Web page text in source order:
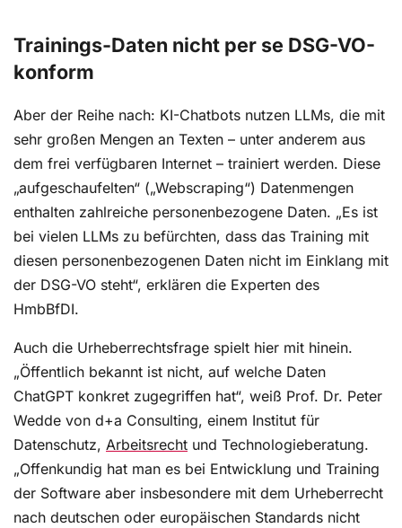
Trainings-Daten nicht per se DSG-VO-
konform
Aber der Reihe nach: KI-Chatbots nutzen LLMs, die mit
sehr großen Mengen an Texten – unter anderem aus
dem frei verfügbaren Internet – trainiert werden. Diese
„aufgeschaufelten“ („Webscraping“) Datenmengen
enthalten zahlreiche personenbezogene Daten. „Es ist
bei vielen LLMs zu befürchten, dass das Training mit
diesen personenbezogenen Daten nicht im Einklang mit
der DSG-VO steht“, erklären die Experten des
HmbBfDI.
Auch die Urheberrechtsfrage spielt hier mit hinein.
„Öffentlich bekannt ist nicht, auf welche Daten
ChatGPT konkret zugegriffen hat“, weiß Prof. Dr. Peter
Wedde von d+a Consulting, einem Institut für
Datenschutz, Arbeitsrecht und Technologieberatung.
„Offenkundig hat man es bei Entwicklung und Training
der Software aber insbesondere mit dem Urheberrecht
nach deutschen oder europäischen Standards nicht